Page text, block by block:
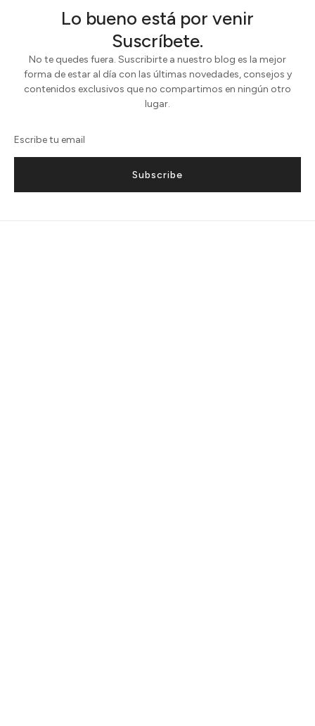
Lo bueno está por venir
Suscríbete.
No te quedes fuera. Suscribirte a nuestro blog es la mejor
forma de estar al día con las últimas novedades, consejos y
contenidos exclusivos que no compartimos en ningún otro
lugar.
Subscribe